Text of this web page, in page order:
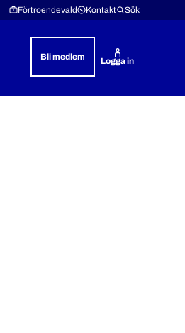
Förtroendevald Kontakt Sök
oss
Bli medlem Logga in